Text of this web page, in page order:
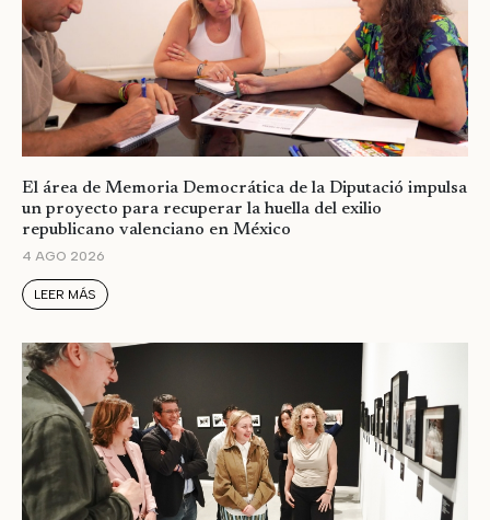
El área de Memoria Democrática de la Diputació impulsa
un proyecto para recuperar la huella del exilio
republicano valenciano en México
4 AGO 2026
LEER MÁS